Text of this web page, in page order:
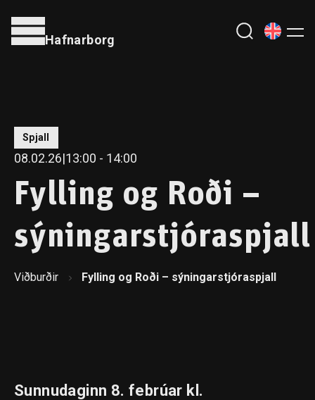
Hafnarborg
Spjall
08.02.26|13:00 - 14:00
Fylling og Roði –
sýningarstjóraspjall
Viðburðir Fylling og Roði – sýningarstjóraspjall
Sunnudaginn 8. febrúar kl.